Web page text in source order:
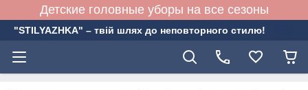
Детские головные уборы на все сезоны
"STILYAZHKA" – твій шлях до неповторного стилю!